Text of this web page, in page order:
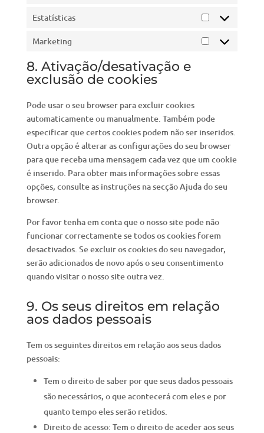
Estatísticas
Estatísticas
Marketing
Marketing
8. Ativação/desativação e
exclusão de cookies
Pode usar o seu browser para excluir cookies
automaticamente ou manualmente. Também pode
especificar que certos cookies podem não ser inseridos.
Outra opção é alterar as configurações do seu browser
para que receba uma mensagem cada vez que um cookie
é inserido. Para obter mais informações sobre essas
opções, consulte as instruções na secção Ajuda do seu
browser.
Por favor tenha em conta que o nosso site pode não
funcionar correctamente se todos os cookies forem
desactivados. Se excluir os cookies do seu navegador,
serão adicionados de novo após o seu consentimento
quando visitar o nosso site outra vez.
9. Os seus direitos em relação
aos dados pessoais
Tem os seguintes direitos em relação aos seus dados
pessoais:
Tem o direito de saber por que seus dados pessoais
são necessários, o que acontecerá com eles e por
quanto tempo eles serão retidos.
Direito de acesso: Tem o direito de aceder aos seus